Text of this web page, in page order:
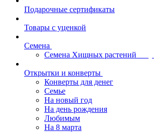
Подарочные сертификаты
Товары с уценкой
Семена
Семена Хищных растений
Открытки и конверты
Конверты для денег
Семье
На новый год
На день рождения
Любимым
На 8 марта